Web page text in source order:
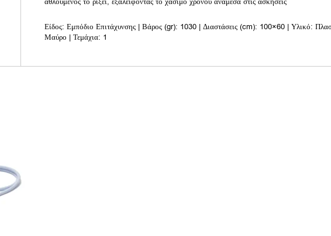
Είδος: Εμπόδιο Επιτάχυνσης | Βάρος (gr): 1030 | Διαστάσεις (cm): 100×60 | Υλικό:
Μαύρο | Τεμάχια: 1